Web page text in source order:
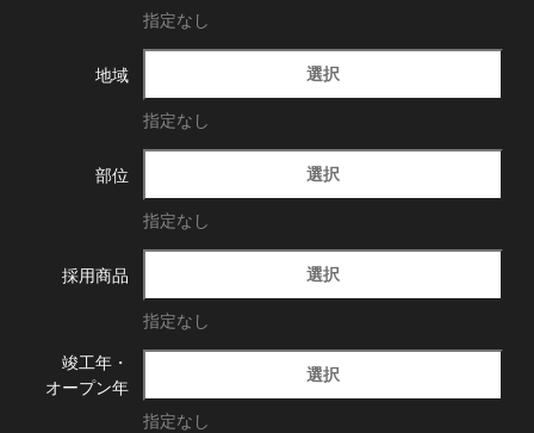
指定なし
地域 選択
指定なし
部位 選択
指定なし
採用商品 選択
指定なし
竣工年・
オープン年
選択
指定なし